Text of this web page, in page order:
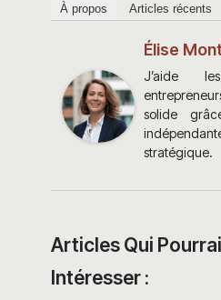
À propos Articles récents
Élise
J’aide
solide
stratégique.
Articles Qui
Intéresser :